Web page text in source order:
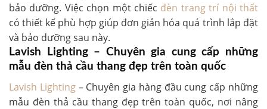
bảo dưỡng. Việc chọn một chiếc đèn trang trí nội thất
có thiết kế phù hợp giúp đơn giản hóa quá trình lắp đặt
và bảo dưỡng sau này.
Lavish Lighting – Chuyên gia cung cấp những
mẫu đèn thả cầu thang đẹp trên toàn quốc
Lavish Lighting– Chuyên gia hàng đầu cung cấp những
mẫu đèn thả cầu thang đẹp trên toàn quốc, nơi nâng